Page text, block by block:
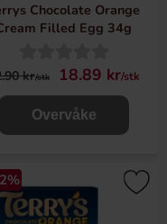
Chocolate Orange
Filled Egg 34g
kr/stk 18.89 kr/stk
Overvåke